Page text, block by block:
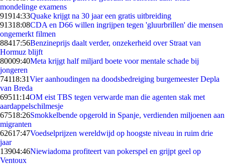
mondelinge examens
91914:33Quake krijgt na 30 jaar een gratis uitbreiding
91318:08CDA en D66 willen ingrijpen tegen 'gluurbrillen' die mensen
ongemerkt filmen
88417:56Benzineprijs daalt verder, onzekerheid over Straat van
Hormuz blijft
80009:40Meta krijgt half miljard boete voor mentale schade bij
jongeren
74118:31Vier aanhoudingen na doodsbedreiging burgemeester Depla
van Breda
69511:14OM eist TBS tegen verwarde man die agenten stak met
aardappelschilmesje
67518:26Smokkelbende opgerold in Spanje, verdienden miljoenen aan
migranten
62617:47Voedselprijzen wereldwijd op hoogste niveau in ruim drie
jaar
13904:46Niewiadoma profiteert van pokerspel en grijpt geel op
Ventoux